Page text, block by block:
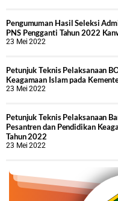
Pengumuman Hasil Seleksi
PNS Pengganti Tahun 2022
23 Mei 2022
Petunjuk Teknis Pelaksanaan
Keagamaan Islam pada
23 Mei 2022
Petunjuk Teknis Pelaksanaan
Pesantren dan Pendidikan
Tahun 2022
23 Mei 2022